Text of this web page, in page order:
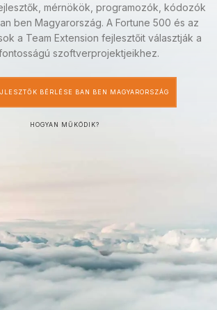
mérnökök, programozók, kódozók
ben Magyarország. A Fortune 500 és az
a Team Extension fejlesztőit választják a
szoftverprojektjeikhez.
BÉRLÉSE BAN BEN MAGYARORSZÁG
HOGYAN MŰKÖDIK?